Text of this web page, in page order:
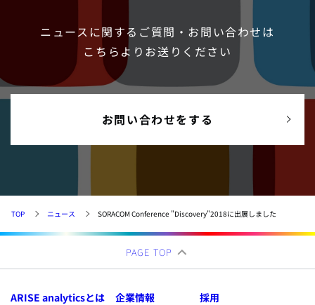
ニュースに関するご質問・お問い合わせは
こちらよりお送りください
お問い合わせをする
TOP ニュース SORACOM Conference "Discovery"2018に出展しました
PAGE TOP
ARISE analyticsとは 企業情報 採用